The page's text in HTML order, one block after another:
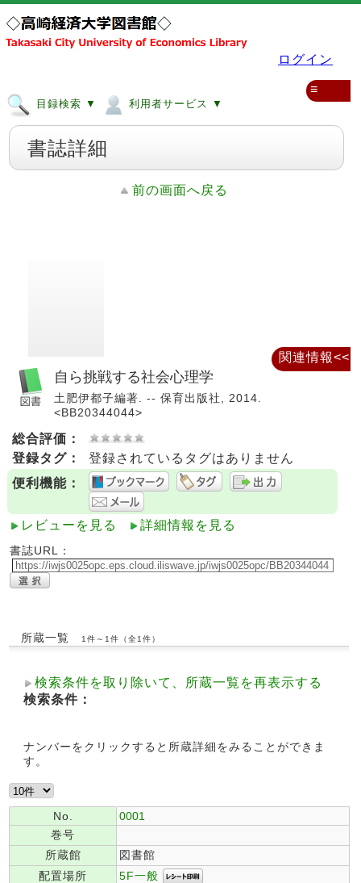
ログイン
目録検索 ▼ 利用者サービス ▼
≡
書誌詳細
前の画面へ戻る
自ら挑戦する社会心理学
土肥伊都子編著. -- 保育出版社, 2014.
<BB20344044>
総合評価：
登録タグ：
登録されているタグはありません
便利機能：
レビューを見る 詳細情報を見る
書誌URL：
所蔵一覧 1件～1件（全1件）
検索条件を取り除いて、所蔵一覧を再表示する
検索条件：
ナンバーをクリックすると所蔵詳細をみることができま
す。
No.
0001
巻号
所蔵館
図書館
配置場所
5F一般
関連情報<<